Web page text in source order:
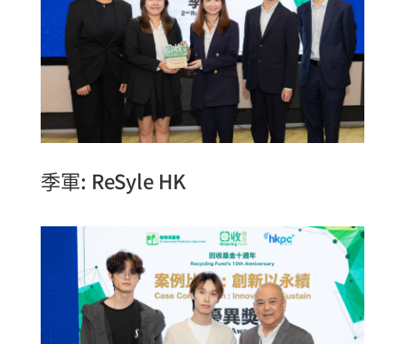
季軍: ReSyle HK